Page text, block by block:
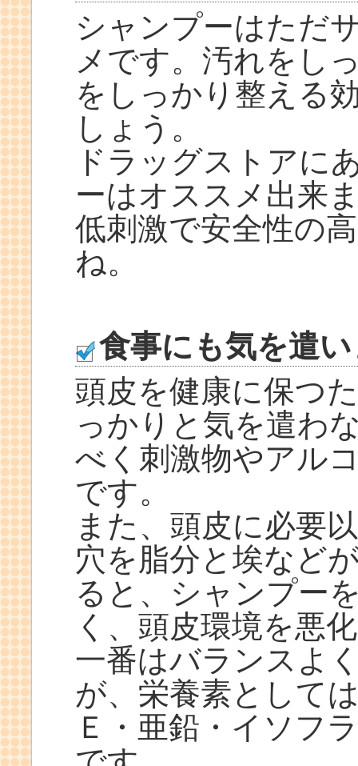
シャンプーはただ
メです。汚れをし
をしっかり整える
しょう。
ドラッグストアに
ーはオススメ出来
低刺激で安全性の
ね。
食事にも気を遣
頭皮を健康に保つ
っかりと気を遣わ
べく刺激物やアル
です。
また、頭皮に必要
穴を脂分と埃など
ると、シャンプー
く、頭皮環境を悪
一番はバランスよ
が、栄養素として
Ｅ・亜鉛・イソフ